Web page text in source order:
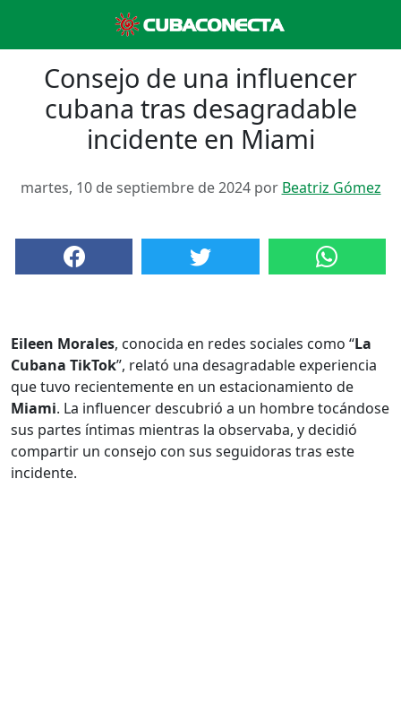
Consejo de una influencer
cubana tras desagradable
incidente en Miami
martes, 10 de septiembre de 2024 por Beatriz Gómez
Eileen Morales, conocida en redes sociales como “La
Cubana TikTok”, relató una desagradable experiencia
que tuvo recientemente en un estacionamiento de
Miami. La influencer descubrió a un hombre tocándose
sus partes íntimas mientras la observaba, y decidió
compartir un consejo con sus seguidoras tras este
incidente.